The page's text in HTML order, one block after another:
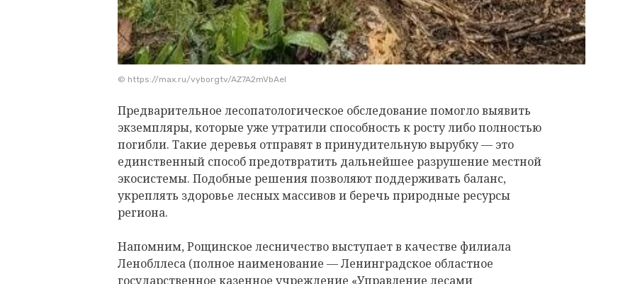
© https://max.ru/vyborgtv/AZ7A2mVbAeI
Предварительное лесопатологическое обследование помогло выявить
экземпляры, которые уже утратили способность к росту либо полностью
погибли. Такие деревья отправят в принудительную вырубку — это
единственный способ предотвратить дальнейшее разрушение местной
экосистемы. Подобные решения позволяют поддерживать баланс,
укреплять здоровье лесных массивов и беречь природные ресурсы
региона.
Напомним, Рощинское лесничество выступает в качестве филиала
Ленобллеса (полное наименование — Ленинградское областное
государственное казенное учреждение «Управление лесами